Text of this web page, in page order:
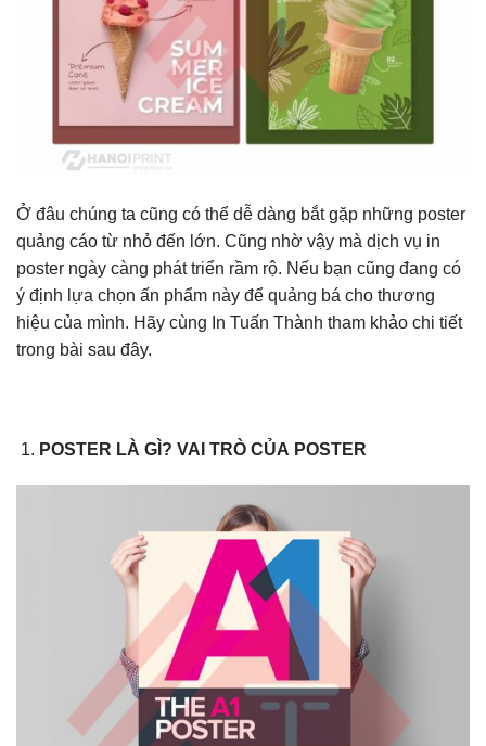
Ở đâu chúng ta cũng có thể dễ dàng bắt gặp những poster
quảng cáo từ nhỏ đến lớn. Cũng nhờ vậy mà dịch vụ in
poster ngày càng phát triển rầm rộ. Nếu bạn cũng đang có
ý định lựa chọn ấn phẩm này để quảng bá cho thương
hiệu của mình. Hãy cùng In Tuấn Thành tham khảo chi tiết
trong bài sau đây.
POSTER LÀ GÌ? VAI TRÒ CỦA POSTER